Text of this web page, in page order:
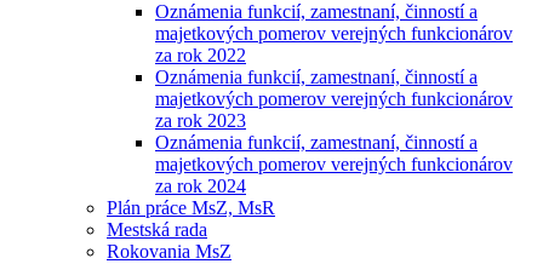
Oznámenia funkcií, zamestnaní, činností a
majetkových pomerov verejných funkcionárov
za rok 2022
Oznámenia funkcií, zamestnaní, činností a
majetkových pomerov verejných funkcionárov
za rok 2023
Oznámenia funkcií, zamestnaní, činností a
majetkových pomerov verejných funkcionárov
za rok 2024
Plán práce MsZ, MsR
Mestská rada
Rokovania MsZ